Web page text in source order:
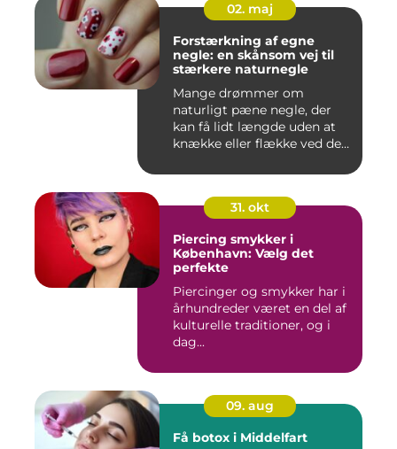
02. maj
Forstærkning af egne
negle: en skånsom vej til
stærkere naturnegle
Mange drømmer om
naturligt pæne negle, der
kan få lidt længde uden at
knække eller flække ved den
31. okt
Piercing smykker i
København: Vælg det
perfekte
Piercinger og smykker har i
århundreder været en del af
kulturelle traditioner, og i
dag...
09. aug
Få botox i Middelfart